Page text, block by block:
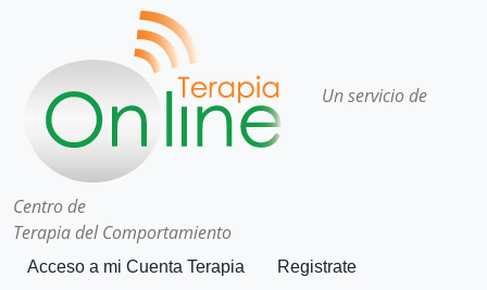
Un servicio de
Centro de
Terapia del Comportamiento
Acceso a mi Cuenta Terapia
Registrate